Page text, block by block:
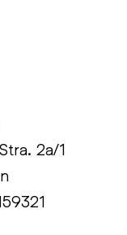
2a/1